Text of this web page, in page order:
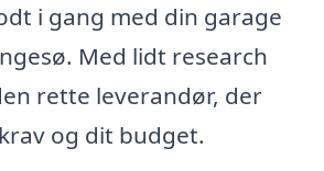
i gang med din garage
Med lidt research
rette leverandør, der
og dit budget.